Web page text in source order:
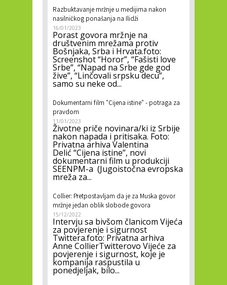
Razbuktavanje mržnje u medijima nakon
nasilničkog ponašanja na Ilidži
16/01/2023
Porast govora mržnje na
društvenim mrežama protiv
Bošnjaka, Srba i Hrvata.foto:
Screenshot “Horor”, “Fašisti love
Srbe”, “Napad na Srbe gde god
žive”, “Linčovali srpsku decu”,
samo su neke od...
Dokumentarni film "Cijena istine" - potraga za
pravdom
11/01/2023
Životne priče novinara/ki iz Srbije
nakon napada i pritisaka. Foto:
Privatna arhiva Valentina
Delić “Cijena istine”, novi
dokumentarni film u produkciji
SEENPM-a (Jugoistočna evropska
mreža za...
Collier: Pretpostavljam da je za Muska govor
mržnje jedan oblik slobode govora
15/12/2022
Intervju sa bivšom članicom Vijeća
za povjerenje i sigurnost
Twittera.foto: Privatna arhiva
Anne CollierTwitterovo Vijeće za
povjerenje i sigurnost, koje je
kompanija raspustila u
ponedjeljak, bilo...